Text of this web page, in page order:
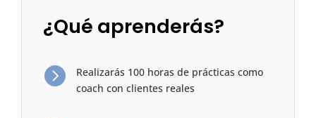
¿Qué aprenderás?

Realizarás 100 horas de prácticas como
coach con clientes reales